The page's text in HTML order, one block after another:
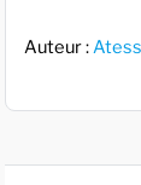
Auteur :